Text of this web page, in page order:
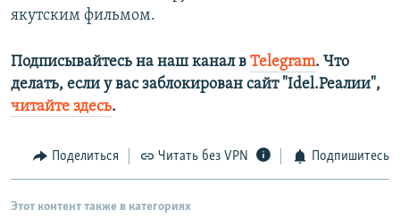
якутским фильмом.
Подписывайтесь на наш канал в Telegram. Что
делать, если у вас заблокирован сайт "Idel.Реалии",
читайте здесь.
Поделиться Читать без VPN Подпишитесь
Этот контент также в категориях